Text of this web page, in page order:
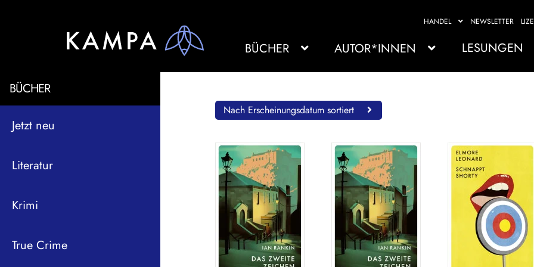
HANDEL NEWSLETTER
BÜCHER AUTOR*INNEN LESUNGEN
BÜCHER
Jetzt neu
Literatur
Krimi
True Crime
Nach Erscheinungsdatum sortiert